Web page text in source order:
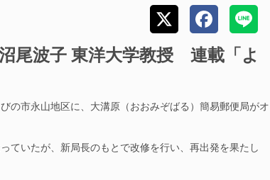
尾波子 東洋大学教授 連載「よ
の市永山地区に、大溝原（おおみぞばる）簡易郵便局がオ
ていたが、新局長のもとで改修を行い、再出発を果たし